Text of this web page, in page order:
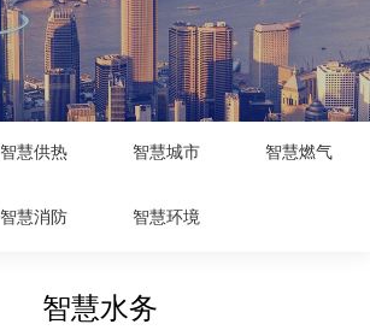
智慧供热 智慧城市 智慧燃气
智慧消防 智慧环境
智慧水务